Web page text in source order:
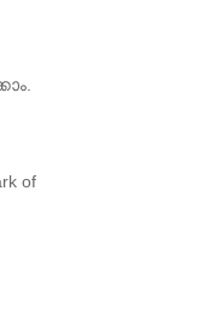
of